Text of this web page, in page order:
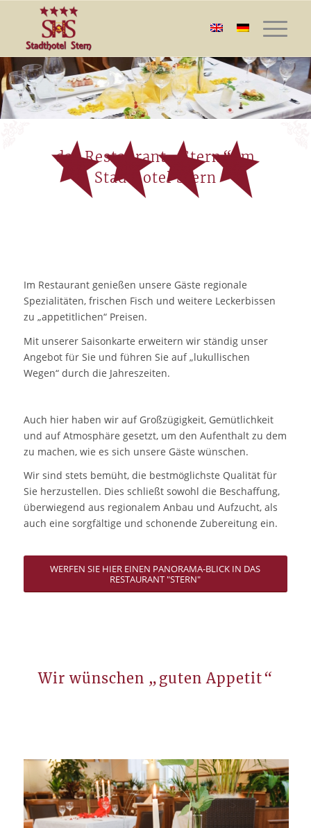
das Restaurant„ Stern“im
Stadthotel Stern
Im Restaurant genießen unsere Gäste regionale
Spezialitäten, frischen Fisch und weitere Leckerbissen
zu „appetitlichen“ Preisen.
Mit unserer Saisonkarte erweitern wir ständig unser
Angebot für Sie und führen Sie auf „lukullischen
Wegen“ durch die Jahreszeiten.
Auch hier haben wir auf Großzügigkeit, Gemütlichkeit
und auf Atmosphäre gesetzt, um den Aufenthalt zu dem
zu machen, wie es sich unsere Gäste wünschen.
Wir sind stets bemüht, die bestmöglichste Qualität für
Sie herzustellen. Dies schließt sowohl die Beschaffung,
überwiegend aus regionalem Anbau und Aufzucht, als
auch eine sorgfältige und schonende Zubereitung ein.
WERFEN SIE HIER EINEN PANORAMA-BLICK IN DAS
RESTAURANT "STERN"
Wir wünschen „ guten Appetit“